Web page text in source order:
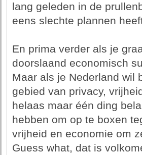
lang geleden in de
eens slechte plannen
En prima verder als je
doorslaand economisch
Maar als je Nederland wil
gebied van privacy,
helaas maar één ding
hebben om op te boxen
vrijheid en economie om
Guess what, dat is